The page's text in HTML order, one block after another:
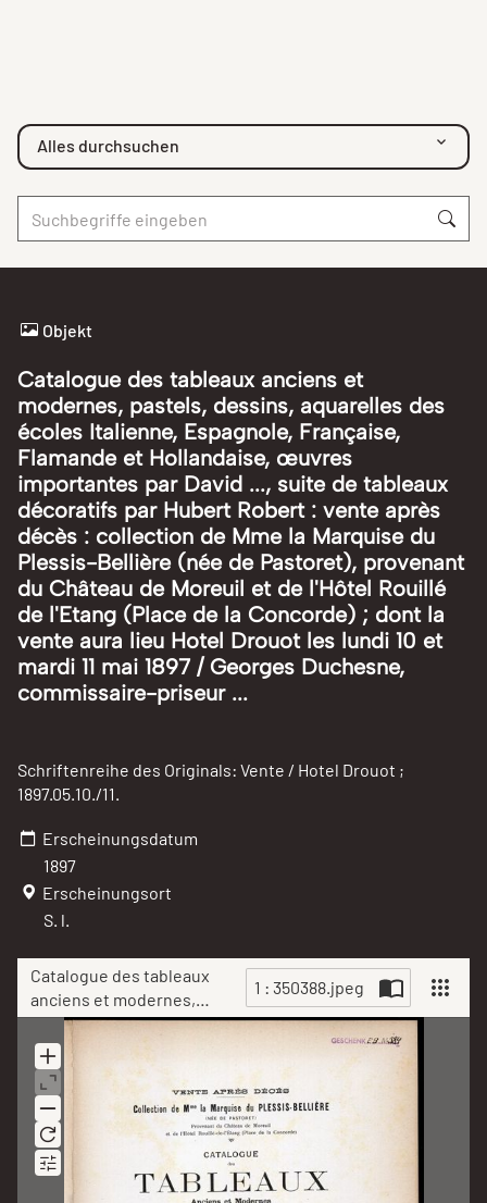
Alles durchsuchen
Catalogue des tableaux
anciens et modernes,
pastels, dessins,
aquarelles des écoles
Italienne, Espagnole,
Française, Flamande et
Hollandaise, œuvres
importantes par David ...,
suite de tableaux
décoratifs par Hubert
1 : 350388.jpeg
Scan
Objekt
Catalogue des tableaux anciens et
modernes, pastels, dessins, aquarelles des
écoles Italienne, Espagnole, Française,
Flamande et Hollandaise, œuvres
importantes par David ..., suite de tableaux
décoratifs par Hubert Robert : vente après
décès : collection de Mme la Marquise du
Plessis-Bellière (née de Pastoret), provenant
du Château de Moreuil et de l'Hôtel Rouillé
de l'Etang (Place de la Concorde) ; dont la
vente aura lieu Hotel Drouot les lundi 10 et
mardi 11 mai 1897 / Georges Duchesne,
commissaire-priseur ...
Schriftenreihe des Originals: Vente / Hotel Drouot ;
1897.05.10./11.
Erscheinungsdatum
1897
Erscheinungsort
S. l.